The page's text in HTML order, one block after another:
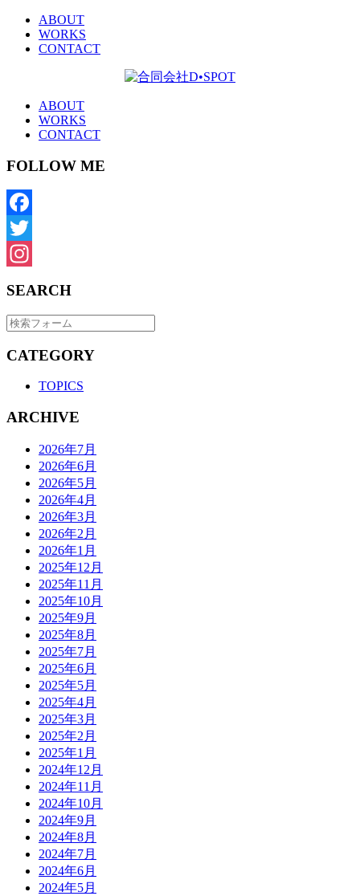
ABOUT
WORKS
CONTACT
ABOUT
WORKS
CONTACT
FOLLOW ME
Facebook
Twitter
SEARCH
CATEGORY
TOPICS
ARCHIVE
2026年7月
2026年6月
2026年5月
2026年4月
2026年3月
2026年2月
2026年1月
2025年12月
2025年11月
2025年10月
2025年9月
2025年8月
2025年7月
2025年6月
2025年5月
2025年4月
2025年3月
2025年2月
2025年1月
2024年12月
2024年11月
2024年10月
2024年9月
2024年8月
2024年7月
2024年6月
2024年5月